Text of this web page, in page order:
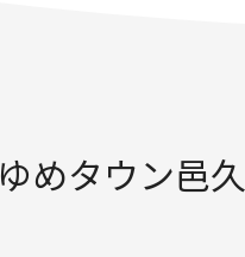
ゆめタウン邑久